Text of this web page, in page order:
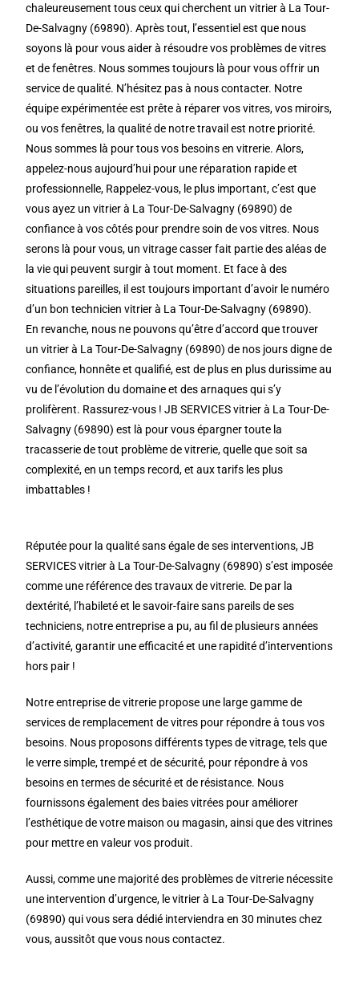
chaleureusement tous ceux qui cherchent un vitrier à La Tour-
De-Salvagny (69890). Après tout, l’essentiel est que nous
soyons là pour vous aider à résoudre vos problèmes de vitres
et de fenêtres. Nous sommes toujours là pour vous offrir un
service de qualité. N’hésitez pas à nous contacter. Notre
équipe expérimentée est prête à réparer vos vitres, vos miroirs,
ou vos fenêtres, la qualité de notre travail est notre priorité.
Nous sommes là pour tous vos besoins en vitrerie. Alors,
appelez-nous aujourd’hui pour une réparation rapide et
professionnelle, Rappelez-vous, le plus important, c’est que
vous ayez un vitrier à La Tour-De-Salvagny (69890) de
confiance à vos côtés pour prendre soin de vos vitres. Nous
serons là pour vous, un vitrage casser fait partie des aléas de
la vie qui peuvent surgir à tout moment. Et face à des
situations pareilles, il est toujours important d’avoir le numéro
d’un bon technicien vitrier à La Tour-De-Salvagny (69890).
En revanche, nous ne pouvons qu’être d’accord que trouver
un vitrier à La Tour-De-Salvagny (69890) de nos jours digne de
confiance, honnête et qualifié, est de plus en plus durissime au
vu de l’évolution du domaine et des arnaques qui s’y
prolifèrent. Rassurez-vous ! JB SERVICES vitrier à La Tour-De-
Salvagny (69890) est là pour vous épargner toute la
tracasserie de tout problème de vitrerie, quelle que soit sa
complexité, en un temps record, et aux tarifs les plus
imbattables !
Réputée pour la qualité sans égale de ses interventions, JB
SERVICES vitrier à La Tour-De-Salvagny (69890) s’est imposée
comme une référence des travaux de vitrerie. De par la
dextérité, l’habileté et le savoir-faire sans pareils de ses
techniciens, notre entreprise a pu, au fil de plusieurs années
d’activité, garantir une efficacité et une rapidité d’interventions
hors pair !
Notre entreprise de vitrerie propose une large gamme de
services de remplacement de vitres pour répondre à tous vos
besoins. Nous proposons différents types de vitrage, tels que
le verre simple, trempé et de sécurité, pour répondre à vos
besoins en termes de sécurité et de résistance. Nous
fournissons également des baies vitrées pour améliorer
l’esthétique de votre maison ou magasin, ainsi que des vitrines
pour mettre en valeur vos produit.
Aussi, comme une majorité des problèmes de vitrerie nécessite
une intervention d’urgence, le vitrier à La Tour-De-Salvagny
(69890) qui vous sera dédié interviendra en 30 minutes chez
vous, aussitôt que vous nous contactez.